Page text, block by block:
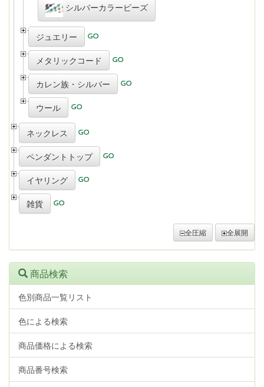
シルバーカラービーズ
ジュエリー
メタリックコード
カレン族・シルバー
ウール
ネックレス
ペンダントトップ
イヤリング
雑貨
全圧縮 全展開
商品検索
色別商品一覧リスト
色による検索
商品価格による検索
商品番号検索